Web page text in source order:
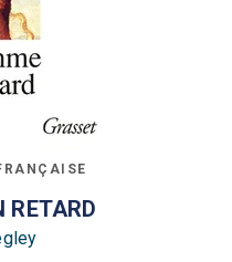
RETARD